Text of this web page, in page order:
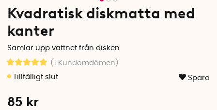
Kvadratisk diskmatta med
kanter
Samlar upp vattnet från disken
(1 Kundomdömen )
Spara
85 kr